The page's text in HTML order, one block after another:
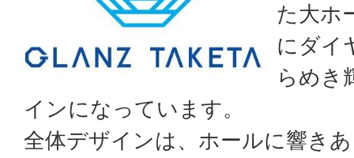
た大ホ
にダイ
らめき
インになっています。
全体デザインは、ホールに響き